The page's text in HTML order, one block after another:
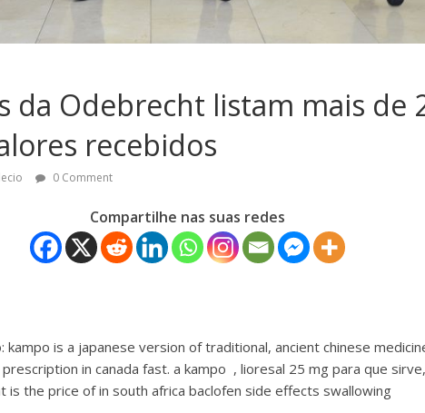
da Odebrecht listam mais de
recebidos
0 Comment
Compartilhe nas suas redes
kampo is a japanese version of traditional, ancient chinese
in canada fast. a kampo , lioresal 25 mg para que
is the price of in south africa baclofen side effects swallowing